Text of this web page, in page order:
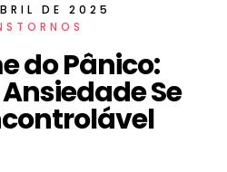
DE 2025
do Pânico:
Se